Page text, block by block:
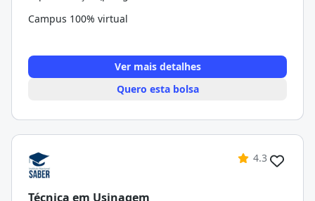
Campus 100% virtual
Ver mais detalhes
Quero esta bolsa
4.3
Técnica em Usinagem